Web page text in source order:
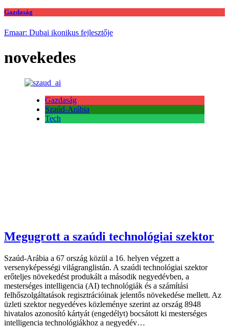
Gazdaság
Emaar: Dubai ikonikus fejlesztője
novekedes
Gazdaság
Szaúd-Arábia
Tech
Megugrott a szaúdi technológiai szektor
Szaúd-Arábia a 67 ország közül a 16. helyen végzett a
versenyképességi világranglistán. A szaúdi technológiai szektor
erőteljes növekedést produkált a második negyedévben, a
mesterséges intelligencia (AI) technológiák és a számítási
felhőszolgáltatások regisztrációinak jelentős növekedése mellett. Az
üzleti szektor negyedéves közleménye szerint az ország 8948
hivatalos azonosító kártyát (engedélyt) bocsátott ki mesterséges
intelligencia technológiákhoz a negyedév…